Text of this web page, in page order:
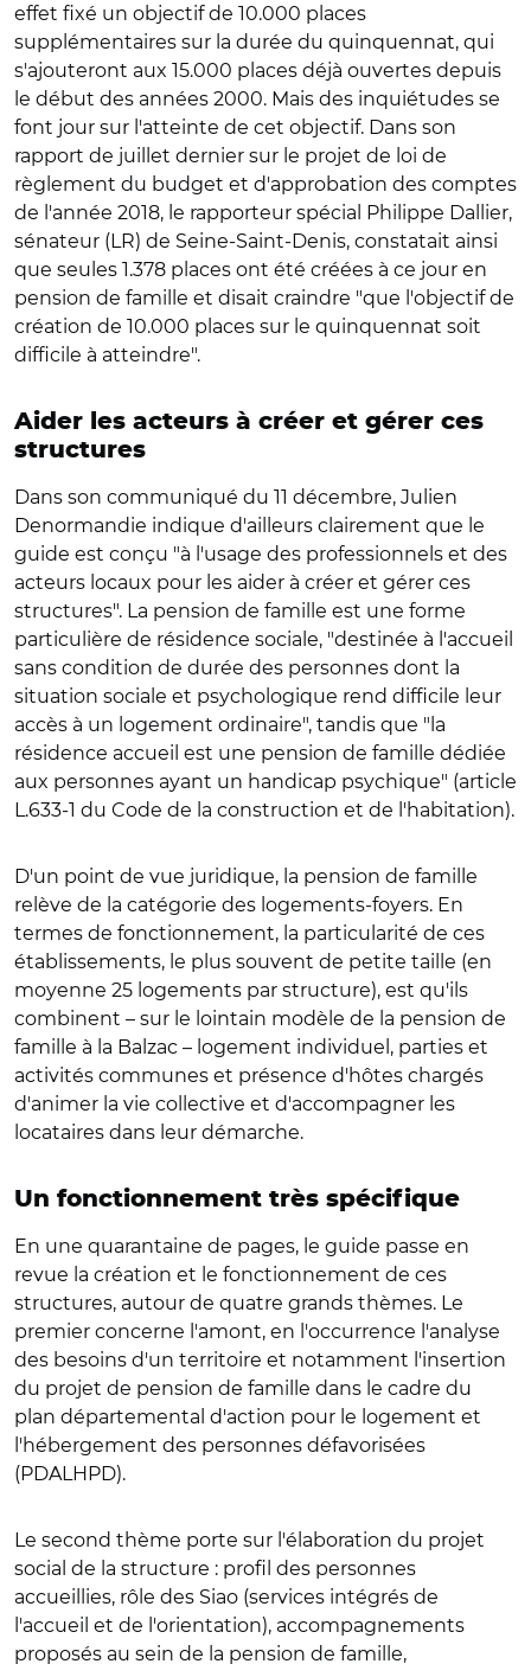
effet fixé un objectif de 10.000 places
supplémentaires sur la durée du quinquennat, qui
s'ajouteront aux 15.000 places déjà ouvertes depuis
le début des années 2000. Mais des inquiétudes se
font jour sur l'atteinte de cet objectif. Dans son
rapport de juillet dernier sur le projet de loi de
règlement du budget et d'approbation des comptes
de l'année 2018, le rapporteur spécial Philippe Dallier,
sénateur (LR) de Seine-Saint-Denis, constatait ainsi
que seules 1.378 places ont été créées à ce jour en
pension de famille et disait craindre "que l'objectif de
création de 10.000 places sur le quinquennat soit
difficile à atteindre".
Aider les acteurs à créer et gérer ces
structures
Dans son communiqué du 11 décembre, Julien
Denormandie indique d'ailleurs clairement que le
guide est conçu "à l'usage des professionnels et des
acteurs locaux pour les aider à créer et gérer ces
structures". La pension de famille est une forme
particulière de résidence sociale, "destinée à l'accueil
sans condition de durée des personnes dont la
situation sociale et psychologique rend difficile leur
accès à un logement ordinaire", tandis que "la
résidence accueil est une pension de famille dédiée
aux personnes ayant un handicap psychique" (article
L.633-1 du Code de la construction et de l'habitation).
D'un point de vue juridique, la pension de famille
relève de la catégorie des logements-foyers. En
termes de fonctionnement, la particularité de ces
établissements, le plus souvent de petite taille (en
moyenne 25 logements par structure), est qu'ils
combinent – sur le lointain modèle de la pension de
famille à la Balzac – logement individuel, parties et
activités communes et présence d'hôtes chargés
d'animer la vie collective et d'accompagner les
locataires dans leur démarche.
Un fonctionnement très spécifique
En une quarantaine de pages, le guide passe en
revue la création et le fonctionnement de ces
structures, autour de quatre grands thèmes. Le
premier concerne l'amont, en l'occurrence l'analyse
des besoins d'un territoire et notamment l'insertion
du projet de pension de famille dans le cadre du
plan départemental d'action pour le logement et
l'hébergement des personnes défavorisées
(PDALHPD).
Le second thème porte sur l'élaboration du projet
social de la structure : profil des personnes
accueillies, rôle des Siao (services intégrés de
l'accueil et de l'orientation), accompagnements
proposés au sein de la pension de famille,